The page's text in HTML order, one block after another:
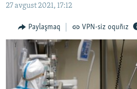
qaytmaq
qaytmaq
CEMİYET
MEDENİYET
İNSAN AQLARI
VİDEO
SÜRET
27 avgust 2021, 17:12
Paylaşmaq VPN-siz oquñız